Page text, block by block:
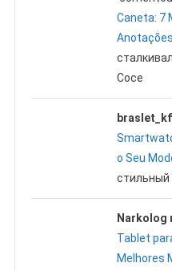
Caneta: 7
Сосе
o Seu
Narkolog
Tablet
Melhores